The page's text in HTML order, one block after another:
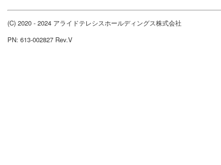
(C) 2020 - 2024 アライドテレシスホールディングス株式会社
PN: 613-002827 Rev.V